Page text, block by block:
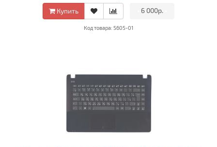
Купить 6 000р.
Код товара: 5605-01